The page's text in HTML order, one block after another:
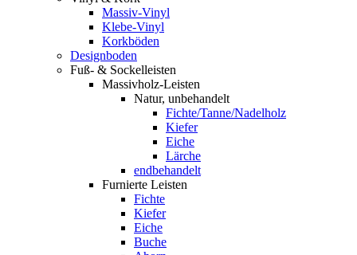
Massiv-Vinyl
Klebe-Vinyl
Korkböden
Designboden
Fuß- & Sockelleisten
Massivholz-Leisten
Natur, unbehandelt
Fichte/Tanne/Nadelholz
Kiefer
Eiche
Lärche
endbehandelt
Furnierte Leisten
Fichte
Kiefer
Eiche
Buche